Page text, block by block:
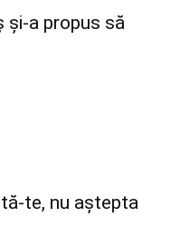
și-a propus să
te, nu aștepta